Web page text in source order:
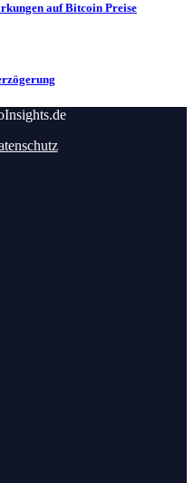
auf Bitcoin Preise